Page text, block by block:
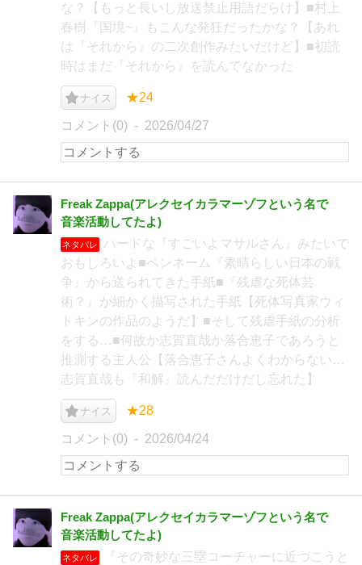
な？【もっと長いし放送禁止用語だらけ】■村上
春樹『国境~』もこんな発狂だったかな？【あれ
は『それから』の二次創作みたいだけど】■初読
時はまだ『それから』を読んでなかった
ナイス ★24
コメント(0) 2026/04/27
Freak Zappa(アレクセイカラマーゾフという名で
音楽活動してたよ)
ネタバレ
ハードな『すごいよマサルさん』みたいで
おもしろいよ■ペンネーム『素晴らしい日本の戦
争』から送られてきた手紙■『残虐な死体芸
術？』が細かく描写された手紙【死体写真家ウィ
トキンの作品のようだ】■そして残虐手紙の分析
をする…■何故か志賀直哉か落合恵子であろうと
推測する主人公【落合恵子さんよくわからない…
志賀直哉も『和解』読んだだけだし忘れた】
ナイス ★28
コメント(0) 2026/04/24
Freak Zappa(アレクセイカラマーゾフという名で
音楽活動してたよ)
ネタバレ
『その奇妙な三塁コーチャーに近づこうと